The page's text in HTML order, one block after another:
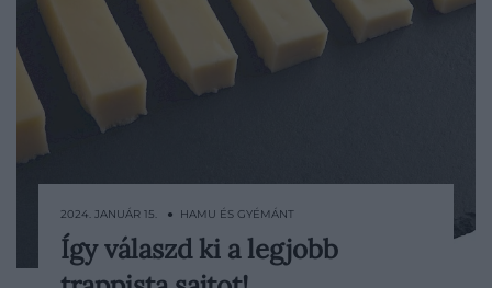
Magyarországon egyértelműen a
2024. JANUÁR 15. ● HAMU ÉS GYÉMÁNT
Így válaszd ki a legjobb